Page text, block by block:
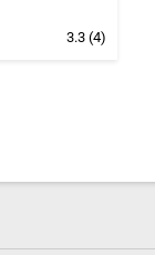
3.3(4)